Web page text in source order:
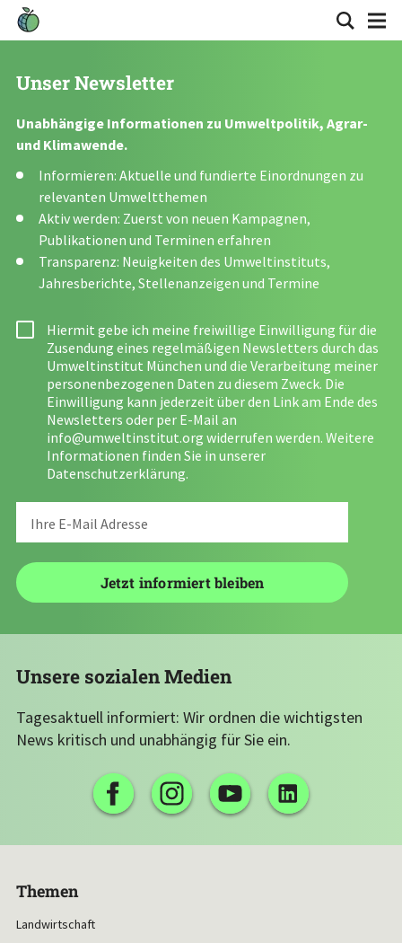
Unser Newsletter
Unabhängige Informationen zu Umweltpolitik, Agrar-
und Klimawende.
Informieren: Aktuelle und fundierte Einordnungen zu
relevanten Umweltthemen
Aktiv werden: Zuerst von neuen Kampagnen,
Publikationen und Terminen erfahren
Transparenz: Neuigkeiten des Umweltinstituts,
Jahresberichte, Stellenanzeigen und Termine
Hiermit gebe ich meine freiwillige Einwilligung für die
Zusendung eines regelmäßigen Newsletters durch das
Umweltinstitut München und die Verarbeitung meiner
personenbezogenen Daten zu diesem Zweck. Die
Einwilligung kann jederzeit über den Link am Ende des
Newsletters oder per E-Mail an
info@umweltinstitut.org widerrufen werden. Weitere
Informationen finden Sie in unserer
Datenschutzerklärung.
Unsere sozialen Medien
Tagesaktuell informiert: Wir ordnen die wichtigsten
News kritisch und unabhängig für Sie ein.
Themen
Landwirtschaft